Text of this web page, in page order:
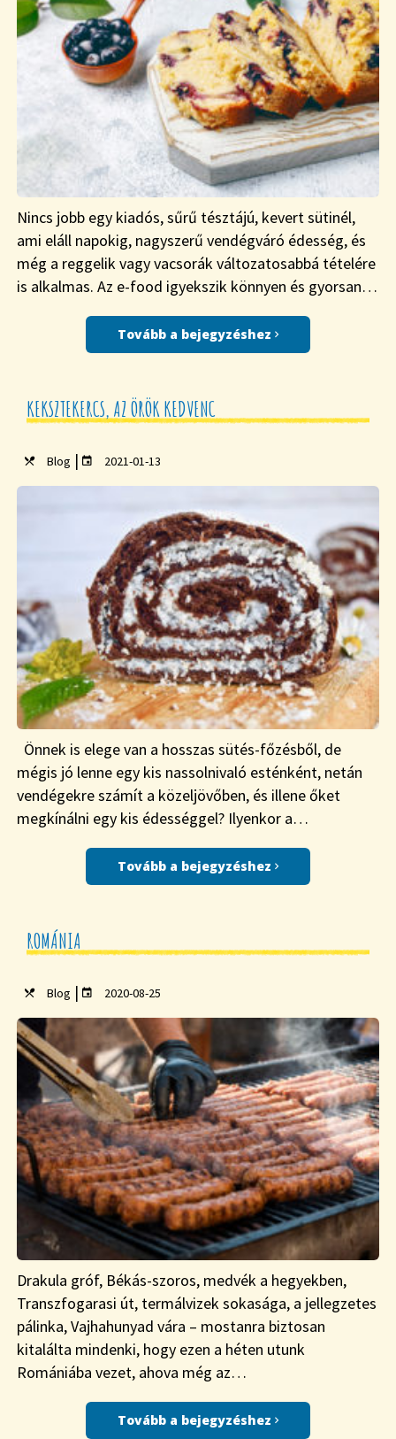
Nincs jobb egy kiadós, sűrű tésztájú, kevert sütinél,
ami eláll napokig, nagyszerű vendégváró édesség, és
még a reggelik vagy vacsorák változatosabbá tételére
is alkalmas. Az e-food igyekszik könnyen és gyorsan…
Tovább a bejegyzéshez
KEKSZTEKERCS, AZ ÖRÖK KEDVENC
Blog | 2021-01-13
Önnek is elege van a hosszas sütés-főzésből, de
mégis jó lenne egy kis nassolnivaló esténként, netán
vendégekre számít a közeljövőben, és illene őket
megkínálni egy kis édességgel? Ilyenkor a…
Tovább a bejegyzéshez
ROMÁNIA
Blog | 2020-08-25
Drakula gróf, Békás-szoros, medvék a hegyekben,
Transzfogarasi út, termálvizek sokasága, a jellegzetes
pálinka, Vajhahunyad vára – mostanra biztosan
kitalálta mindenki, hogy ezen a héten utunk
Romániába vezet, ahova még az…
Tovább a bejegyzéshez